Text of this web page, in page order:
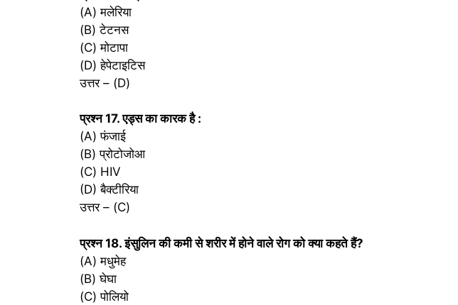
(A) मलेरिया
(B) टेटनस
(C) मोटापा
(D) हेपेटाइटिस
उत्तर – (D)
प्रश्‍न 17. एड्स का कारक है :
(A) फंजाई
(B) प्रोटोजोआ
(C) HIV
(D) बैक्टीरिया
उत्तर – (C)
प्रश्‍न 18. इंसुलिन की कमी से शरीर में होने वाले रोग को क्या कहते हैं?
(A) मधुमेह
(B) घेघा
(C) पोलियो